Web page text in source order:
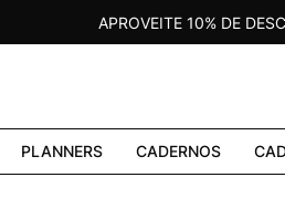
APROVEITE 10% DE
PLANNERS CADERNOS